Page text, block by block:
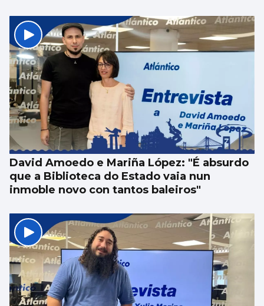
David Amoedo e Mariña López: "É absurdo
que a Biblioteca do Estado vaia nun
inmoble novo con tantos baleiros"